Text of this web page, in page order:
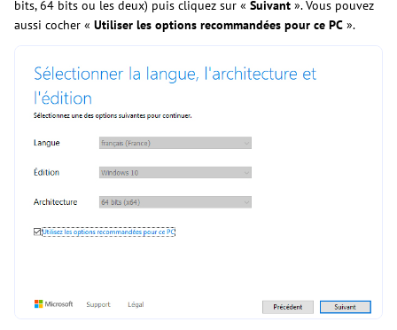
bits, 64 bits ou les deux) puis cliquez sur « Suivant ». Vous pouvez
aussi cocher « Utiliser les options recommandées pour ce PC ».